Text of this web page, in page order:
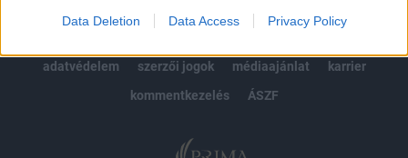
Data Deletion Data Access Privacy Policy
adatvédelem
szerzői jogok médiaajánlat
karrier
kommentkezelés
ÁSZF